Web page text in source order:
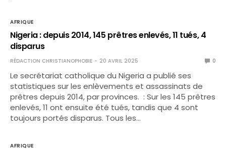
AFRIQUE
Nigeria : depuis 2014, 145 prêtres enlevés, 11 tués, 4
disparus
RÉDACTION CHRISTIANOPHOBIE 20 AVRIL 2025 0
Le secrétariat catholique du Nigeria a publié ses
statistiques sur les enlèvements et assassinats de
prêtres depuis 2014, par provinces. : Sur les 145 prêtres
enlevés, 11 ont ensuite été tués, tandis que 4 sont
toujours portés disparus. Tous les…
AFRIQUE